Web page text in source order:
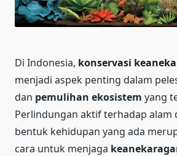
Di Indonesia, konservasi
menjadi aspek penting dalam
dan pemulihan ekosistem yang
Perlindungan aktif terhadap alam
bentuk kehidupan yang ada
cara untuk menjaga